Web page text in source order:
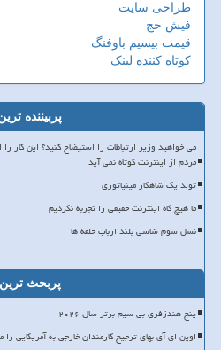
طراحی سایت
فیش حج
قیمت بیسیم باوفنگ
کوتاه کننده لینک
پربیننده
می خواهید وزیر ارتباطات را استیضاح کنید؟ این کار را
مردم از اینترنت کوتاه نمی آید
تولد یک شاهکار مینیاتوری
ما هیچ گاه اینترنت حقیقی را تجربه نکردیم
نسل سوم شاسی بلند ارباب حلقه ها
پربحث
پنج هندزفری بی سیم برتر سال ۲۰۲۶
اوپن ای آی بهای ترجیح کارمندان خارجی به آمریکایی را